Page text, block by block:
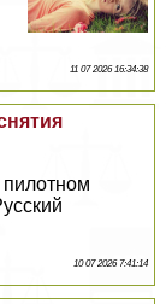
11 07 2026 16:34:38
10 07 2026 7:41:14